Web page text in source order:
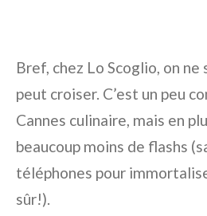
Bref, chez Lo Scoglio, on ne
peut croiser. C’est un peu
Cannes culinaire, mais en
beaucoup moins de flashs
téléphones pour
sûr!).